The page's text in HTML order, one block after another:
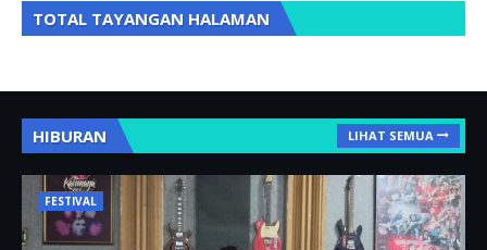
TOTAL TAYANGAN HALAMAN
HIBURAN LIHAT SEMUA
FESTIVAL